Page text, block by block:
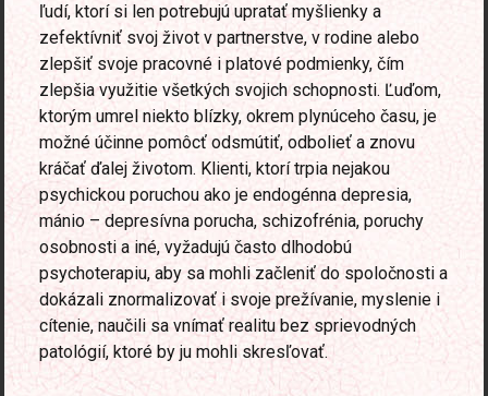
ľudí, ktorí si len potrebujú upratať myšlienky a
zefektívniť svoj život v partnerstve, v rodine alebo
zlepšiť svoje pracovné i platové podmienky, čím
zlepšia využitie všetkých svojich schopnosti. Ľuďom,
ktorým umrel niekto blízky, okrem plynúceho času, je
možné účinne pomôcť odsmútiť, odbolieť a znovu
kráčať ďalej životom. Klienti, ktorí trpia nejakou
psychickou poruchou ako je endogénna depresia,
mánio – depresívna porucha, schizofrénia, poruchy
osobnosti a iné, vyžadujú často dlhodobú
psychoterapiu, aby sa mohli začleniť do spoločnosti a
dokázali znormalizovať i svoje prežívanie, myslenie i
cítenie, naučili sa vnímať realitu bez sprievodných
patológií, ktoré by ju mohli skresľovať.